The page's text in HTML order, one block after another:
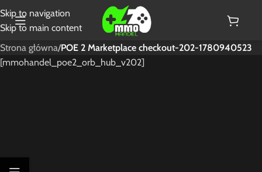
Skip to navigation
Skip to main content
Strona główna/POE 2 Marketplace checkout-202-1780940523
[mmohandel_poe2_orb_hub_v202]